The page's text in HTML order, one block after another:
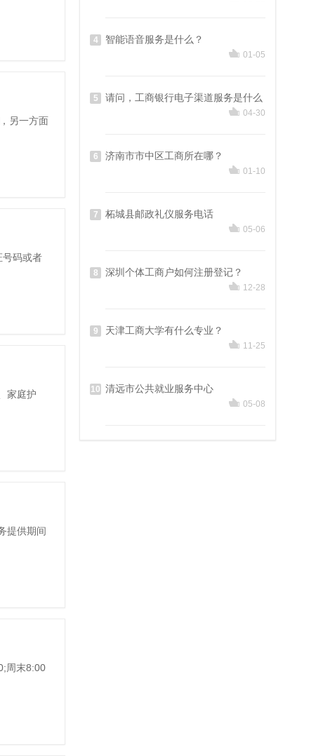
另一方面
号码或者
家庭护
提供期间
周末8:00
4 智能语音服务是什么？
01-05
5 请问，工商银行电子渠道服务是什么
04-30
6 济南市市中区工商所在哪？
01-10
7 柘城县邮政礼仪服务电话
05-06
8 深圳个体工商户如何注册登记？
12-28
9 天津工商大学有什么专业？
11-25
10 清远市公共就业服务中心
05-08